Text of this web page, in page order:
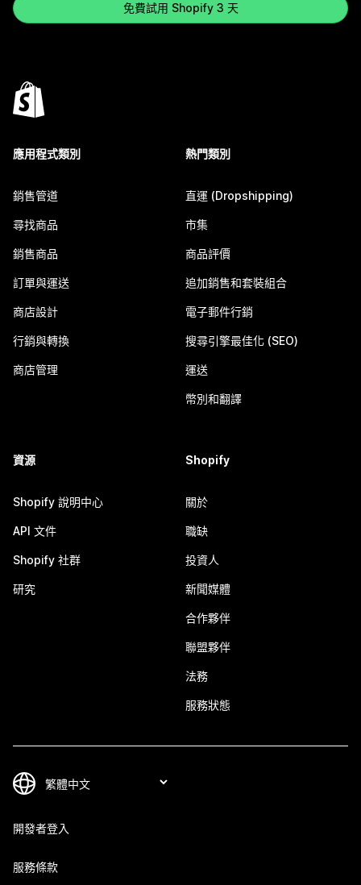
免費試用 Shopify 3 天
應用程式類別
銷售管道
尋找商品
銷售商品
訂單與運送
商店設計
行銷與轉換
商店管理
熱門類別
直運 (Dropshipping)
市集
商品評價
追加銷售和套裝組合
電子郵件行銷
搜尋引擎最佳化 (SEO)
運送
幣別和翻譯
資源
Shopify 說明中心
API 文件
Shopify 社群
研究
Shopify
關於
職缺
投資人
新聞媒體
合作夥伴
聯盟夥伴
法務
服務狀態
開發者登入
服務條款